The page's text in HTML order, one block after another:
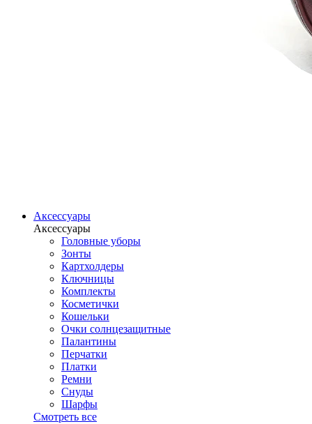
Аксессуары
Аксессуары
Головные уборы
Зонты
Картхолдеры
Ключницы
Комплекты
Косметички
Кошельки
Очки солнцезащитные
Палантины
Перчатки
Платки
Ремни
Снуды
Шарфы
Смотреть все